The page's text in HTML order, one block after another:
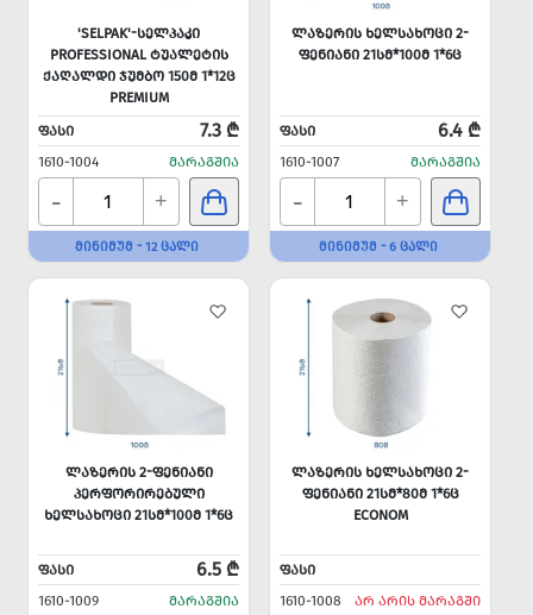
'SELPAK'-ᲡᲔᲚᲞᲐᲙᲘ
PROFESSIONAL ᲢᲣᲐᲚᲔᲢᲘᲡ
ᲥᲐᲦᲐᲚᲓᲘ ᲯᲣᲛᲑᲝ 150Მ 1*12Ც
PREMIUM
ᲤᲐᲡᲘ
7.3 ₾
1610-1004 ᲛᲐᲠᲐᲒᲨᲘᲐ
- +
ᲛᲘᲜᲘᲛᲣᲛ - 12 ᲪᲐᲚᲘ
ᲚᲐᲖᲔᲠᲘᲡ ᲮᲔᲚᲡᲐᲮᲝᲪᲘ 2-
ᲤᲔᲜᲘᲐᲜᲘ 21ᲡᲛ*100Მ 1*6Ც
ᲤᲐᲡᲘ 6.4 ₾
1610-1007 ᲛᲐᲠᲐᲒᲨᲘᲐ
- +
ᲛᲘᲜᲘᲛᲣᲛ - 6 ᲪᲐᲚᲘ
ᲚᲐᲖᲔᲠᲘᲡ 2-ᲤᲔᲜᲘᲐᲜᲘ
ᲞᲔᲠᲤᲝᲠᲘᲠᲔᲑᲣᲚᲘ
ᲮᲔᲚᲡᲐᲮᲝᲪᲘ 21ᲡᲛ*100Მ 1*6Ც
ᲤᲐᲡᲘ 6.5 ₾
1610-1009 ᲛᲐᲠᲐᲒᲨᲘᲐ
ᲚᲐᲖᲔᲠᲘᲡ ᲮᲔᲚᲡᲐᲮᲝᲪᲘ 2-
ᲤᲔᲜᲘᲐᲜᲘ 21ᲡᲛ*80Მ 1*6Ც
ECONOM
ᲤᲐᲡᲘ
1610-1008
ᲐᲠ ᲐᲠᲘᲡ ᲛᲐᲠᲐᲒᲨᲘ